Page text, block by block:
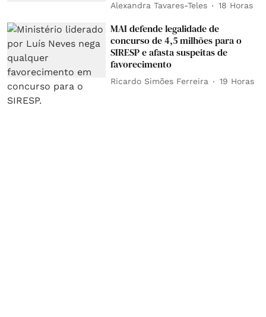
Alexandra Tavares-Teles 18 Horas
MAI defende legalidade de
concurso de 4,5 milhões para o
SIRESP e afasta suspeitas de
favorecimento
Ricardo Simões Ferreira 19 Horas